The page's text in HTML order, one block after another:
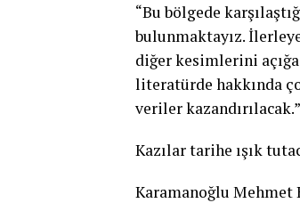
“Bu bölgede
bulunmaktayız.
diğer kesimlerini
literatürde hakkında
veriler kazandırılacak.”
Kazılar tarihe ışık
Karamanoğlu Mehmet